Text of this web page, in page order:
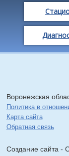
Воронежская
Политика в
Карта сайта
Обратная связь
Создание сайта -